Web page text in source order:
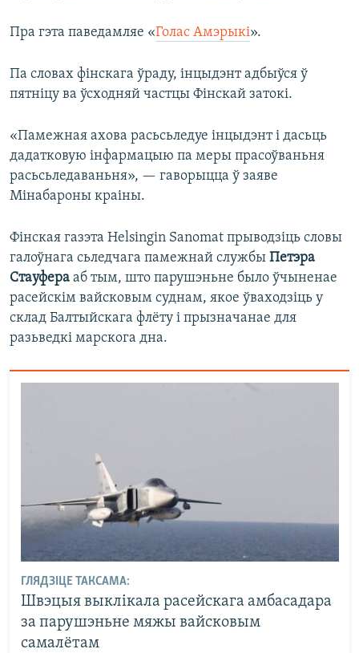
Пра гэта паведамляе «Голас Амэрыкі».
Па словах фінскага ўраду, інцыдэнт адбыўся ў
пятніцу ва ўсходняй частцы Фінскай затокі.
«Памежная ахова расьсьледуе інцыдэнт і дасьць
дадатковую інфармацыю па меры прасоўваньня
расьсьледаваньня», — гаворыцца ў заяве
Мінабароны краіны.
Фінская газэта Helsingin Sanomat прыводзіць словы
галоўнага сьледчага памежнай службы Петэра
Стауфера аб тым, што парушэньне было ўчыненае
расейскім вайсковым суднам, якое ўваходзіць у
склад Балтыйскага флёту і прызначанае для
разьведкі марскога дна.
ГЛЯДЗІЦЕ ТАКСАМА:
Швэцыя выклікала расейскага амбасадара
за парушэньне мяжы вайсковым
самалётам